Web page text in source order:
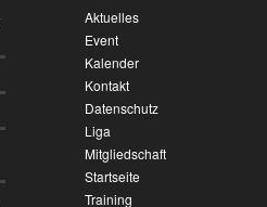
Aktuelles
Event
Kalender
Kontakt
Datenschutz
Liga
Mitgliedschaft
Startseite
Training